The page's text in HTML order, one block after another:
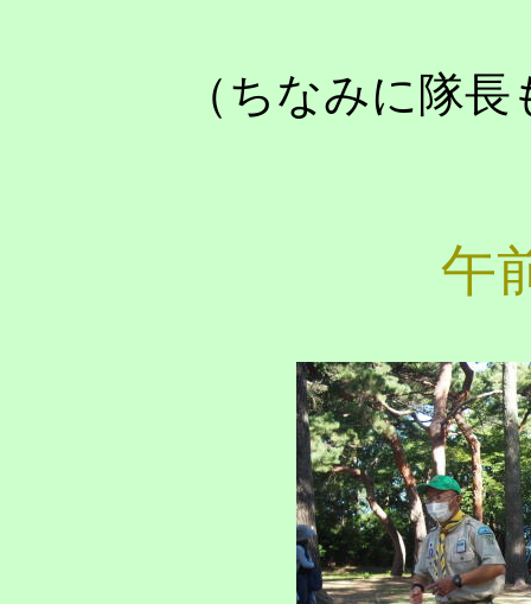
（ちなみに隊
午